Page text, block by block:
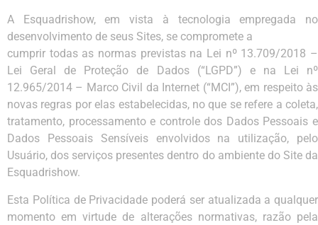
A Esquadrishow, em vista à tecnologia empregada no
desenvolvimento de seus Sites, se compromete a
cumprir todas as normas previstas na Lei nº 13.709/2018 –
Lei Geral de Proteção de Dados (“LGPD”) e na Lei nº
12.965/2014 – Marco Civil da Internet (“MCI”), em respeito às
novas regras por elas estabelecidas, no que se refere a coleta,
tratamento, processamento e controle dos Dados Pessoais e
Dados Pessoais Sensíveis envolvidos na utilização, pelo
Usuário, dos serviços presentes dentro do ambiente do Site da
Esquadrishow.
Esta Política de Privacidade poderá ser atualizada a qualquer
momento em virtude de alterações normativas, razão pela